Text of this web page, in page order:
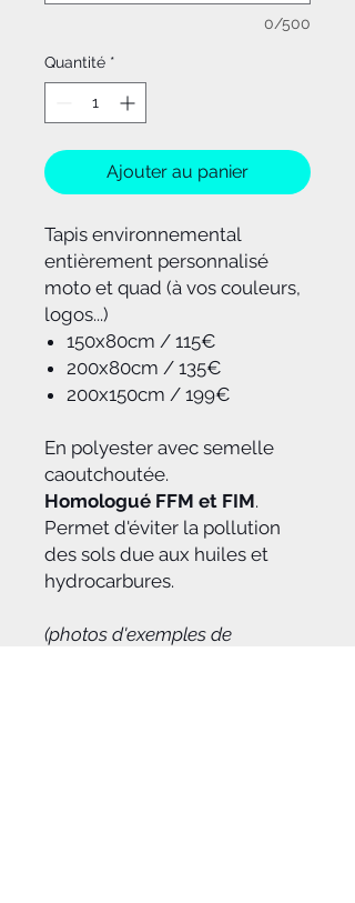
0/500
Quantité *
Ajouter au panier
Tapis environnemental
entièrement personnalisé
moto et quad (à vos couleurs,
logos...)
150x80cm / 115€
200x80cm / 135€
200x150cm / 199€
En polyester avec semelle
caoutchoutée.
Homologué FFM et FIM.
Permet d'éviter la pollution
des sols due aux huiles et
hydrocarbures.
(photos d'exemples de